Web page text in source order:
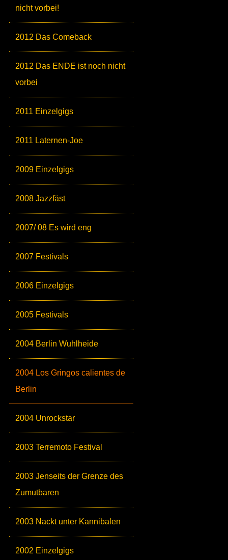
nicht vorbei!
2012 Das Comeback
2012 Das ENDE ist noch nicht
vorbei
2011 Einzelgigs
2011 Laternen-Joe
2009 Einzelgigs
2008 Jazzfäst
2007/ 08 Es wird eng
2007 Festivals
2006 Einzelgigs
2005 Festivals
2004 Berlin Wuhlheide
2004 Los Gringos calientes de
Berlin
2004 Unrockstar
2003 Terremoto Festival
2003 Jenseits der Grenze des
Zumutbaren
2003 Nackt unter Kannibalen
2002 Einzelgigs